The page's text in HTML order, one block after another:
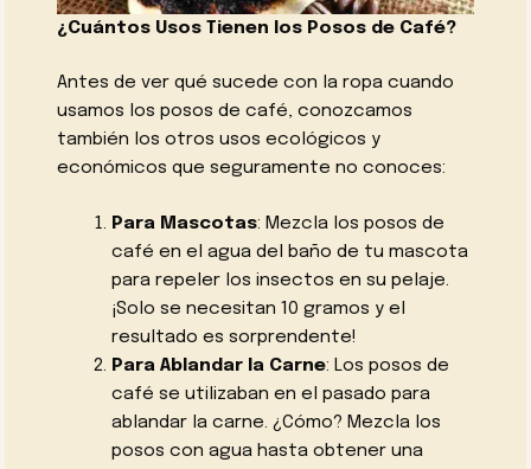
¿Cuántos Usos Tienen los Posos de Café?
Antes de ver qué sucede con la ropa cuando
usamos los posos de café, conozcamos
también los otros usos ecológicos y
económicos que seguramente no conoces:
Para Mascotas: Mezcla los posos de
café en el agua del baño de tu mascota
para repeler los insectos en su pelaje.
¡Solo se necesitan 10 gramos y el
resultado es sorprendente!
Para Ablandar la Carne: Los posos de
café se utilizaban en el pasado para
ablandar la carne. ¿Cómo? Mezcla los
posos con agua hasta obtener una